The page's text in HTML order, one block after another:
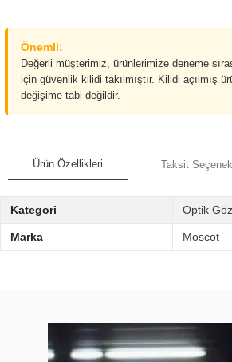
Önemli:
Değerli müşterimiz, ürünlerimize deneme
için güvenlik kilidi takılmıştır. Kilidi açılmış
değişime tabi değildir.
Ürün Özellikleri Taksit
Kategori Optik
Marka Moscot